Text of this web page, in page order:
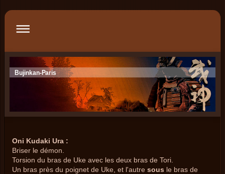
Bujinkan-Paris
Oni Kudaki Ura :
Briser le démon.
Torsion du bras de Uke avec les deux bras de Tori.
Un bras près du poignet de Uke, et l'autre sous le bras de